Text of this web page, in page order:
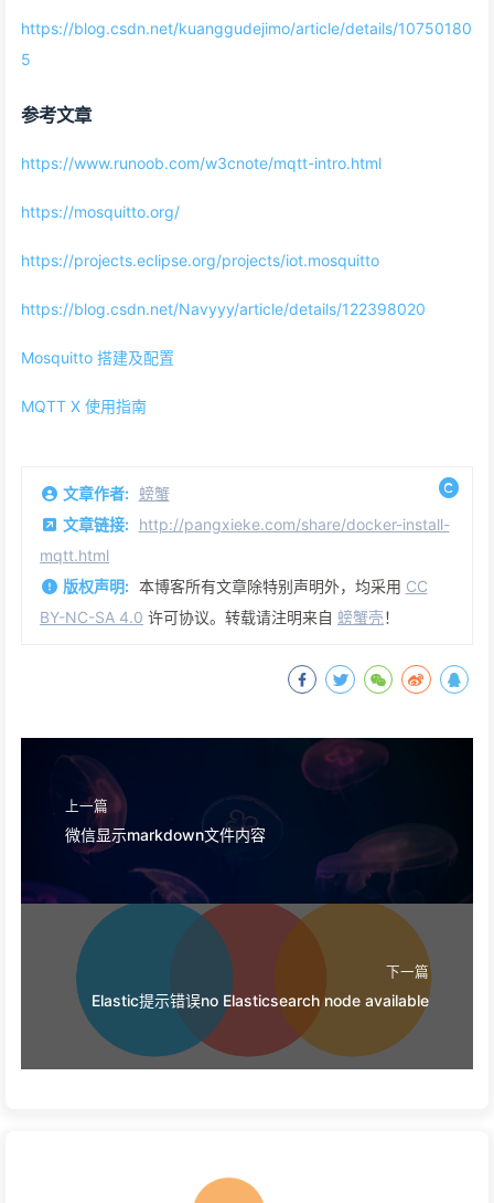
https://blog.csdn.net/kuanggudejimo/article/details/10750180
5
参考文章
https://www.runoob.com/w3cnote/mqtt-intro.html
https://mosquitto.org/
https://projects.eclipse.org/projects/iot.mosquitto
https://blog.csdn.net/Navyyy/article/details/122398020
Mosquitto 搭建及配置
MQTT X 使用指南
文章作者: 螃蟹
文章链接: http://pangxieke.com/share/docker-install-
mqtt.html
版权声明: 本博客所有文章除特别声明外，均采用 CC
BY-NC-SA 4.0 许可协议。转载请注明来自 螃蟹壳！
上一篇
微信显示markdown文件内容
下一篇
Elastic提示错误no Elasticsearch node available